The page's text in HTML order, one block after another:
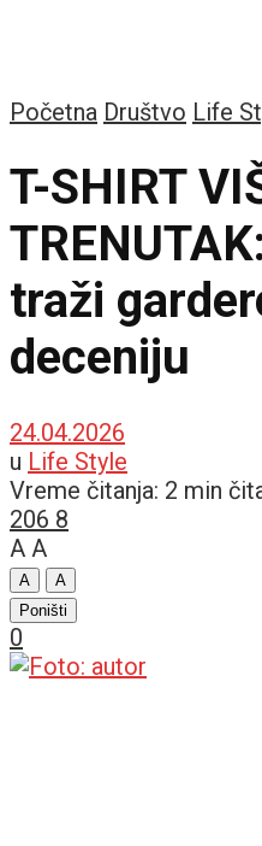
Početna Društvo Life
T-SHIRT
traži
deceniju
24.04.2026
u Life Style
Vreme čitanja: 2 min
206 8
A A
A
A
Poništi
0